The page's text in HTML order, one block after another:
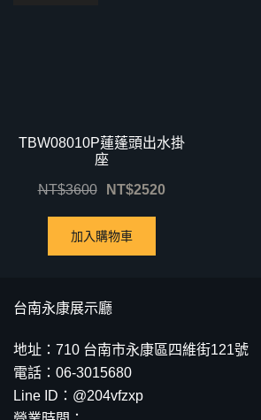
TBW08010P蓮蓬頭出水掛
座
NT$3600 NT$2520
加入購物車
台南永康展示廳
地址：710 台南市永康區四維街121號
電話：06-3015680
Line ID：@204vfzxp